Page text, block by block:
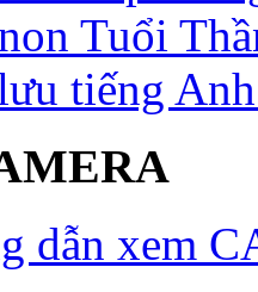
Tuổi
tiếng
dẫn xem